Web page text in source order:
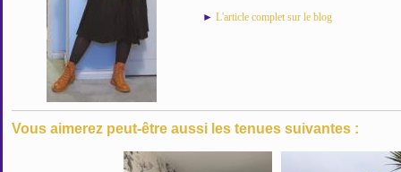
► L'article complet sur le blog
Vous aimerez peut-être aussi les tenues suivantes :